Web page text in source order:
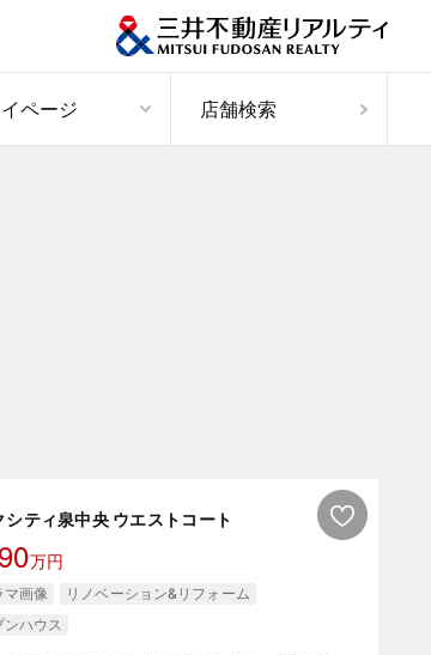
ページ 店舗検索
シティ泉中央 ウエストコート
万円
マ画像
リノベーション&リフォーム
ンハウス